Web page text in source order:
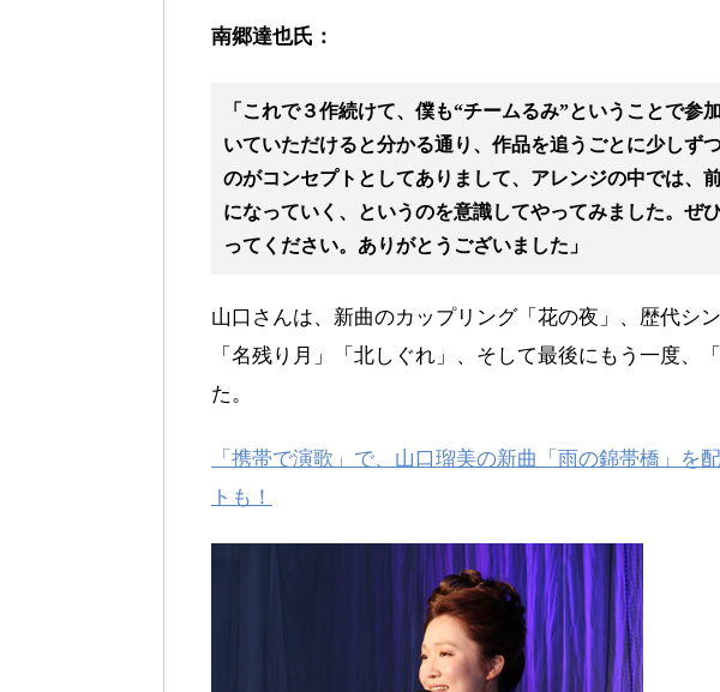
南郷達也氏：
「これで３作続けて、僕も“チームるみ”ということで参
いていただけると分かる通り、作品を追うごとに少しず
のがコンセプトとしてありまして、アレンジの中では、
になっていく、というのを意識してやってみました。ぜ
ってください。ありがとうございました」
山口さんは、新曲のカップリング「花の夜」、歴代シ
「名残り月」「北しぐれ」、そして最後にもう一度、
た。
「携帯で演歌」で、山口瑠美の新曲「雨の錦帯橋」
トも！